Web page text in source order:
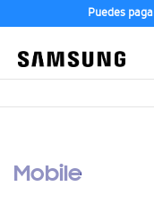
Puedes
Mobile